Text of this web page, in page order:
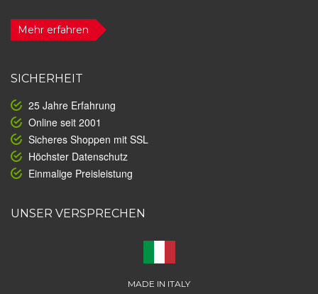
Mehr erfahren
SICHERHEIT
25 Jahre Erfahrung
Online seit 2001
Sicheres Shoppen mit SSL
Höchster Datenschutz
Einmalige Preisleistung
UNSER VERSPRECHEN
MADE IN ITALY